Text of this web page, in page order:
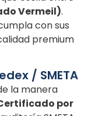
Vermeil).
con sus
premium
/ SMETA
la manera
por